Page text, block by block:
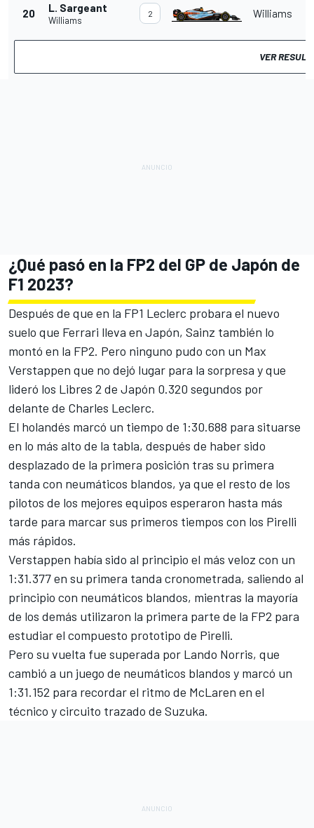
20 L. Sargeant
Williams
2 Williams
VER
¿Qué pasó en la FP2 del GP de Japón de
F1 2023?
Después de que en la FP1 Leclerc probara el nuevo
suelo que Ferrari lleva en Japón, Sainz también lo
montó en la FP2. Pero ninguno pudo con un Max
Verstappen que no dejó lugar para la sorpresa y que
lideró los Libres 2 de Japón 0.320 segundos por
delante de Charles Leclerc.
El holandés marcó un tiempo de 1:30.688 para situarse
en lo más alto de la tabla, después de haber sido
desplazado de la primera posición tras su primera
tanda con neumáticos blandos, ya que el resto de los
pilotos de los mejores equipos esperaron hasta más
tarde para marcar sus primeros tiempos con los Pirelli
más rápidos.
Verstappen había sido al principio el más veloz con un
1:31.377 en su primera tanda cronometrada, saliendo al
principio con neumáticos blandos, mientras la mayoría
de los demás utilizaron la primera parte de la FP2 para
estudiar el compuesto prototipo de Pirelli.
Pero su vuelta fue superada por Lando Norris, que
cambió a un juego de neumáticos blandos y marcó un
1:31.152 para recordar el ritmo de McLaren en el
técnico y circuito trazado de Suzuka.